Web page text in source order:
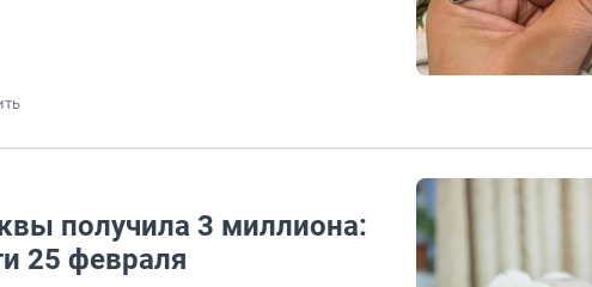
получила 3 миллиона:
25 февраля